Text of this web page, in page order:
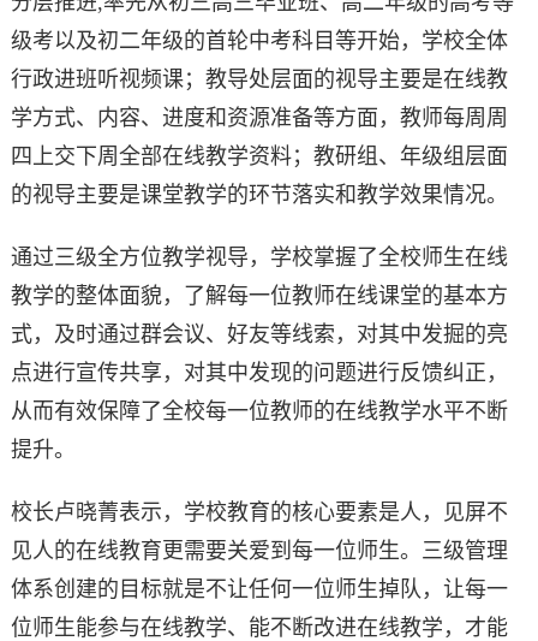
级考以及初二年级的首轮中考科目等开始，学校全体
行政进班听视频课；教导处层面的视导主要是在线教
学方式、内容、进度和资源准备等方面，教师每周周
四上交下周全部在线教学资料；教研组、年级组层面
的视导主要是课堂教学的环节落实和教学效果情况。
通过三级全方位教学视导，学校掌握了全校师生在线
教学的整体面貌，了解每一位教师在线课堂的基本方
式，及时通过群会议、好友等线索，对其中发掘的亮
点进行宣传共享，对其中发现的问题进行反馈纠正，
从而有效保障了全校每一位教师的在线教学水平不断
提升。
校长卢晓菁表示，学校教育的核心要素是人，见屏不
见人的在线教育更需要关爱到每一位师生。三级管理
体系创建的目标就是不让任何一位师生掉队，让每一
位师生能参与在线教学、能不断改进在线教学，才能